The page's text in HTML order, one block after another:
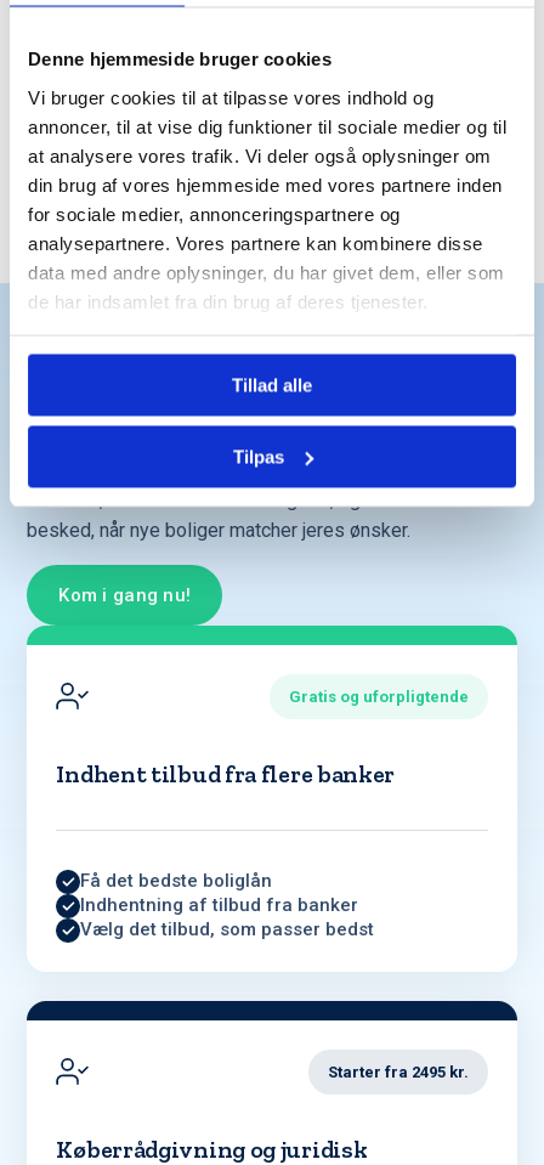
Denne hjemmeside bruger cookies
Vi bruger cookies til at tilpasse vores indhold og
annoncer, til at vise dig funktioner til sociale medier og til
at analysere vores trafik. Vi deler også oplysninger om
din brug af vores hjemmeside med vores partnere inden
for sociale medier, annonceringspartnere og
analysepartnere. Vores partnere kan kombinere disse
data med andre oplysninger, du har givet dem, eller som
de har indsamlet fra din brug af deres tjenester.
Tillad alle
Tilpas
Trustpilot
Det får du
Få hurtigt et overblik over boliger, der passer
Tilføj en medkøber, og se, hvad I kan købe
besked, når nye boliger matcher jeres ønsker.
Kom i gang nu!
Gratis og uforpligtende
Indhent tilbud fra flere banker
Få det bedste boliglån
Indhentning af tilbud fra banker
Vælg det tilbud, som passer bedst
Starter fra 2495 kr.
Køberrådgivning og juridisk